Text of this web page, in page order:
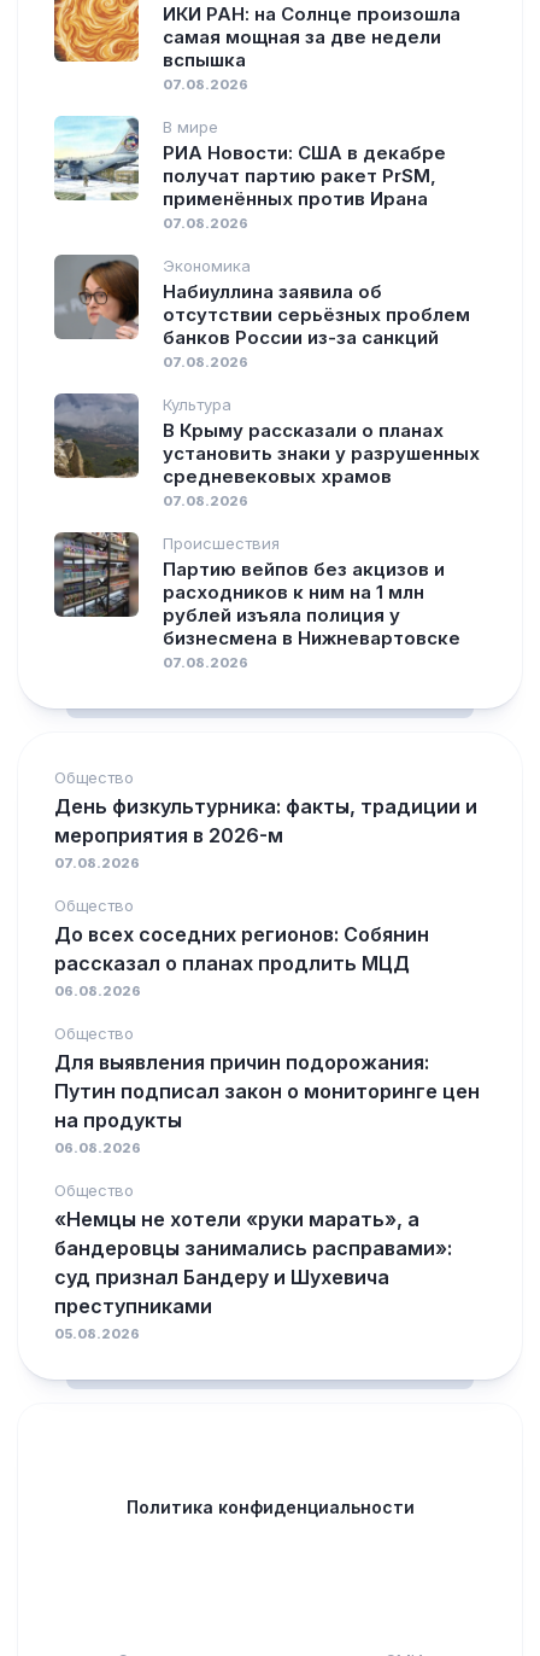
ИКИ РАН: на Солнце произошла
самая мощная за две недели
вспышка
07.08.2026
В мире
РИА Новости: США в декабре
получат партию ракет PrSM,
применённых против Ирана
07.08.2026
Экономика
Набиуллина заявила об
отсутствии серьёзных проблем
банков России из-за санкций
07.08.2026
Культура
В Крыму рассказали о планах
установить знаки у разрушенных
средневековых храмов
07.08.2026
Происшествия
Партию вейпов без акцизов и
расходников к ним на 1 млн
рублей изъяла полиция у
бизнесмена в Нижневартовске
07.08.2026
Общество
День физкультурника: факты, традиции и
мероприятия в 2026-м
07.08.2026
Общество
До всех соседних регионов: Собянин
рассказал о планах продлить МЦД
06.08.2026
Общество
Для выявления причин подорожания:
Путин подписал закон о мониторинге цен
на продукты
06.08.2026
Общество
«Немцы не хотели «руки марать», а
бандеровцы занимались расправами»:
суд признал Бандеру и Шухевича
преступниками
05.08.2026
Политика конфиденциальности